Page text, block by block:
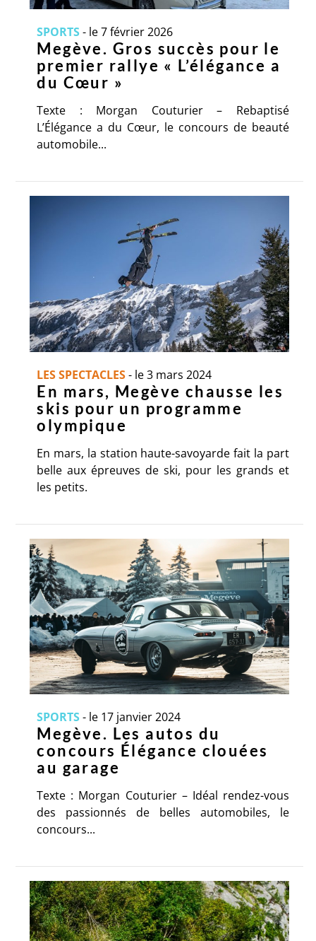
SPORTS- le 7 février 2026
Megève. Gros succès pour le
premier rallye « L’élégance a
du Cœur »
Texte : Morgan Couturier – Rebaptisé
L’Élégance a du Cœur, le concours de beauté
automobile...
LES SPECTACLES- le 3 mars 2024
En mars, Megève chausse les
skis pour un programme
olympique
En mars, la station haute-savoyarde fait la part
belle aux épreuves de ski, pour les grands et
les petits.
SPORTS- le 17 janvier 2024
Megève. Les autos du
concours Élégance clouées
au garage
Texte : Morgan Couturier – Idéal rendez-vous
des passionnés de belles automobiles, le
concours...